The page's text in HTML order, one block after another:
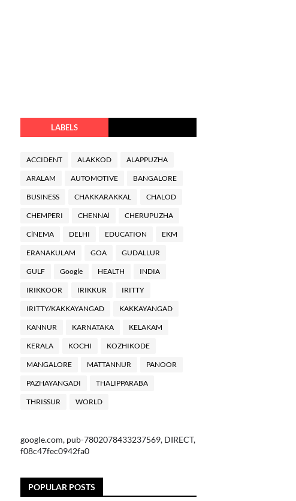
LABELS
ACCIDENT ALAKKOD ALAPPUZHA
ARALAM AUTOMOTIVE BANGALORE
BUSINESS CHAKKARAKKAL CHALOD
CHEMPERI CHENNAl CHERUPUZHA
ClNEMA DELHI EDUCATION EKM
ERANAKULAM GOA GUDALLUR
GULF Google HEALTH INDIA
IRIKKOOR IRIKKUR IRITTY
IRITTY/KAKKAYANGAD KAKKAYANGAD
KANNUR KARNATAKA KELAKAM
KERALA KOCHI KOZHIKODE
MANGALORE MATTANNUR PANOOR
PAZHAYANGADI THALIPPARABA
THRISSUR WORLD
google.com, pub-7802078433237569, DIRECT,
f08c47fec0942fa0
POPULAR POSTS